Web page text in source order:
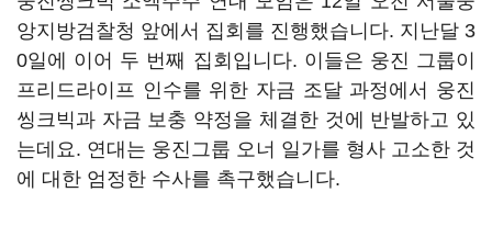
앙지방검찰청 앞에서 집회를 진행했습니다. 지난달 3
0일에 이어 두 번째 집회입니다. 이들은 웅진 그룹이
프리드라이프 인수를 위한 자금 조달 과정에서 웅진
씽크빅과 자금 보충 약정을 체결한 것에 반발하고 있
는데요. 연대는 웅진그룹 오너 일가를 형사 고소한 것
에 대한 엄정한 수사를 촉구했습니다.